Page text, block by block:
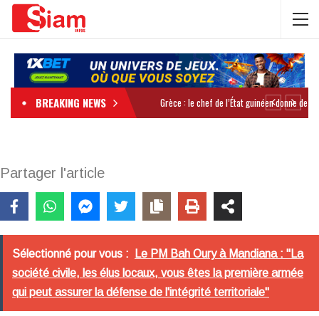
BREAKING NEWS
Partager l'article
Sélectionné pour vous :
Le PM Bah Oury à Mandiana : "La
société civile, les élus locaux, vous êtes la première armée
qui peut assurer la défense de l'intégrité territoriale"